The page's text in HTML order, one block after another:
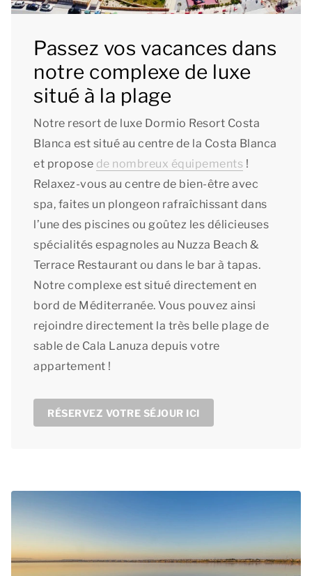
Passez vos vacances dans
notre complexe de luxe
situé à la plage
Notre resort de luxe Dormio Resort Costa
Blanca est situé au centre de la Costa Blanca
et propose de nombreux équipements !
Relaxez-vous au centre de bien-être avec
spa, faites un plongeon rafraîchissant dans
l’une des piscines ou goûtez les délicieuses
spécialités espagnoles au Nuzza Beach &
Terrace Restaurant ou dans le bar à tapas.
Notre complexe est situé directement en
bord de Méditerranée. Vous pouvez ainsi
rejoindre directement la très belle plage de
sable de Cala Lanuza depuis votre
appartement !
RÉSERVEZ VOTRE SÉJOUR ICI